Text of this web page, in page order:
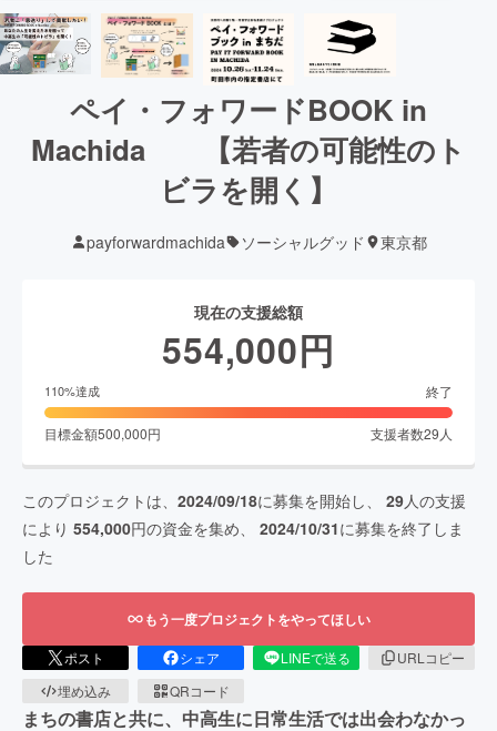
ペイ・フォワードBOOK in
Machida 【若者の可能性のト
ビラを開く】
payforwardmachida ソーシャルグッド 東京都
現在の支援総額
554,000円
110%達成 終了
目標金額500,000円 支援者数29 人
このプロジェクトは、 2024/09/18に募集を開始し、 29人の支援
により 554,000円の資金を集め、 2024/10/31に募集を終了しま
した
もう一度プロジェクトをやってほしい
ポスト シェア LINEで送る
URLコピー
埋め込み
QRコード
まちの書店と共に、中高生に日常生活では出会わなかっ